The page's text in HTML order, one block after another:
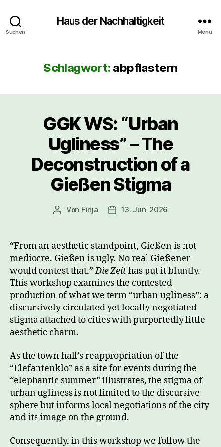
Suchen
Haus der Nachhaltigkeit
Menü
Schlagwort: abpflastern
GGK WS: “Urban
Ugliness” – The
Deconstruction of a
Gießen Stigma
Von Finja 13. Juni 2026
“From an aesthetic standpoint, Gießen is not
mediocre. Gießen is ugly. No real Gießener
would contest that,”Die Zeithas put it bluntly.
This workshop examines the contested
production of what we term “urban ugliness”: a
discursively circulated yet locally negotiated
stigma attached to cities with purportedly little
aesthetic charm.
As the town hall’s reappropriation of the
“Elefantenklo” as a site for events during the
“elephantic summer” illustrates, the stigma of
urban ugliness is not limited to the discursive
sphere but informs local negotiations of the city
and its image on the ground.
Consequently, in this workshop we follow the